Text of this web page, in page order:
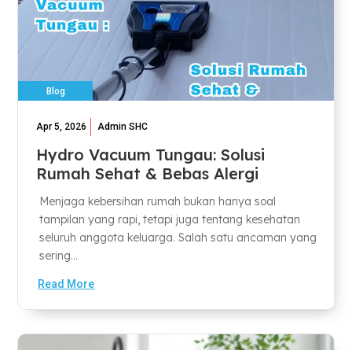
Blog
Apr 5, 2026 Admin SHC
Hydro Vacuum Tungau: Solusi
Rumah Sehat & Bebas Alergi
Menjaga kebersihan rumah bukan hanya soal
tampilan yang rapi, tetapi juga tentang kesehatan
seluruh anggota keluarga. Salah satu ancaman yang
sering...
Read More